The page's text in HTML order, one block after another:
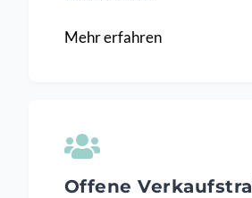
Mehr erfahren
Offene